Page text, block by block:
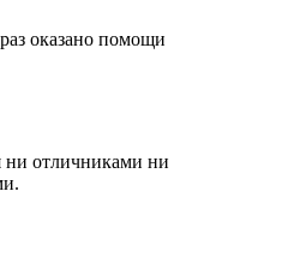
оказано помощи
ни отличниками ни